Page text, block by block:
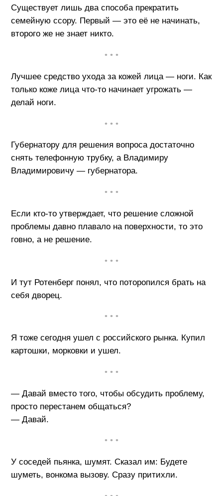
Существует лишь два способа прекратить
семейную ссору. Первый — это её не начинать,
второго же не знает никто.
• • •
Лучшее средство ухода за кожей лица — ноги. Как
только коже лица что-то начинает угрожать —
делай ноги.
• • •
Губернатору для решения вопроса достаточно
снять телефонную трубку, а Владимиру
Владимировичу — губернатора.
• • •
Если кто-то утверждает, что решение сложной
проблемы давно плавало на поверхности, то это
говно, а не решение.
• • •
И тут Ротенберг понял, что поторопился брать на
себя дворец.
• • •
Я тоже сегодня ушел с российского рынка. Купил
картошки, морковки и ушел.
• • •
— Давай вместо того, чтобы обсудить проблему,
просто перестанем общаться?
— Давай.
• • •
У соседей пьянка, шумят. Сказал им: Будете
шуметь, вонкома вызову. Сразу притихли.